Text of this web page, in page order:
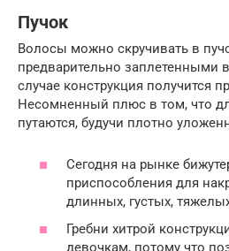
Пучок
Волосы можно скручивать в
предварительно заплетенными
случае конструкция получится
Несомненный плюс в том, что
путаются, будучи плотно
Сегодня на рынке
приспособления для
длинных, густых,
Гребни хитрой
девочкам, потому что